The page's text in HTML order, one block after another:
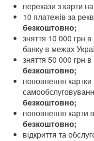
перекази з карти
10 платежів за
безкоштовно;
зняття 10 000 грн
банку в межах
зняття 50 000 грн
безкоштовно;
поповнення
безкоштовно;
поповнення карти
безкоштовно;
відкриття та